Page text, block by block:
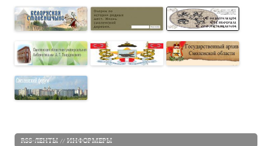
RSS-ЛЕНТЫ // ИНФОРМЕРЫ